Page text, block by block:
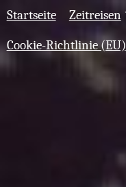
Startseite Zeitreisen
Cookie-Richtlinie (EU)